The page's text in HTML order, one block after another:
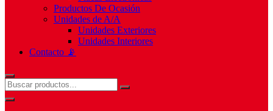
Productos De Ocasión
Unidades de A/A
Unidades Exteriores
Unidades Interiores
Contacto 📡